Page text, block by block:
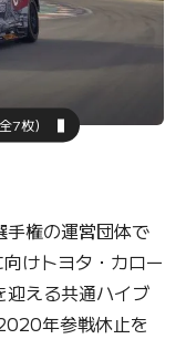
7枚）
権の運営団体で
けトヨタ・カロー
迎える共通ハイブ
年参戦休止を